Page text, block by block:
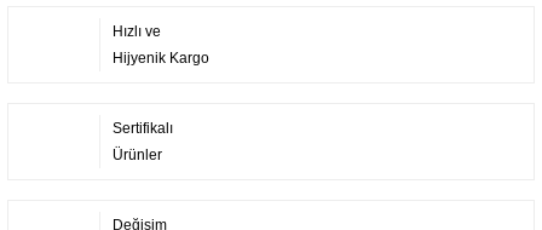
Hızlı ve
Hijyenik Kargo
Sertifikalı
Ürünler
Değişim